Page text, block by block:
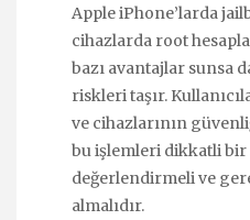
Apple iPhone’larda
cihazlarda root
bazı avantajlar sunsa
riskleri taşır.
ve cihazlarının
bu işlemleri dikkatli bir
değerlendirmeli ve
almalıdır.